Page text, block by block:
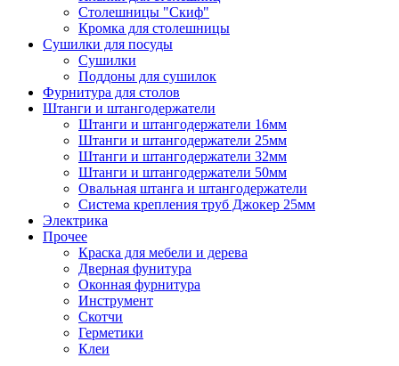
Столешницы "Скиф"
Кромка для столешницы
Сушилки для посуды
Сушилки
Поддоны для сушилок
Фурнитура для столов
Штанги и штангодержатели
Штанги и штангодержатели 16мм
Штанги и штангодержатели 25мм
Штанги и штангодержатели 32мм
Штанги и штангодержатели 50мм
Овальная штанга и штангодержатели
Система крепления труб Джокер 25мм
Электрика
Прочее
Краска для мебели и дерева
Дверная фунитура
Оконная фурнитура
Инструмент
Скотчи
Герметики
Клеи